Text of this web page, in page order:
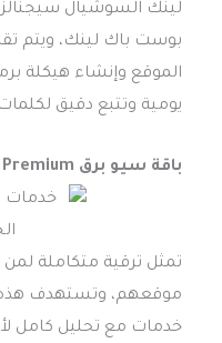
بوست باك لينك، ويتم
الموقع وإنشاء هيكلة
يومية وتتبع دقيق
باقة سيو برق Premium
تمثل ترقية متكاملة